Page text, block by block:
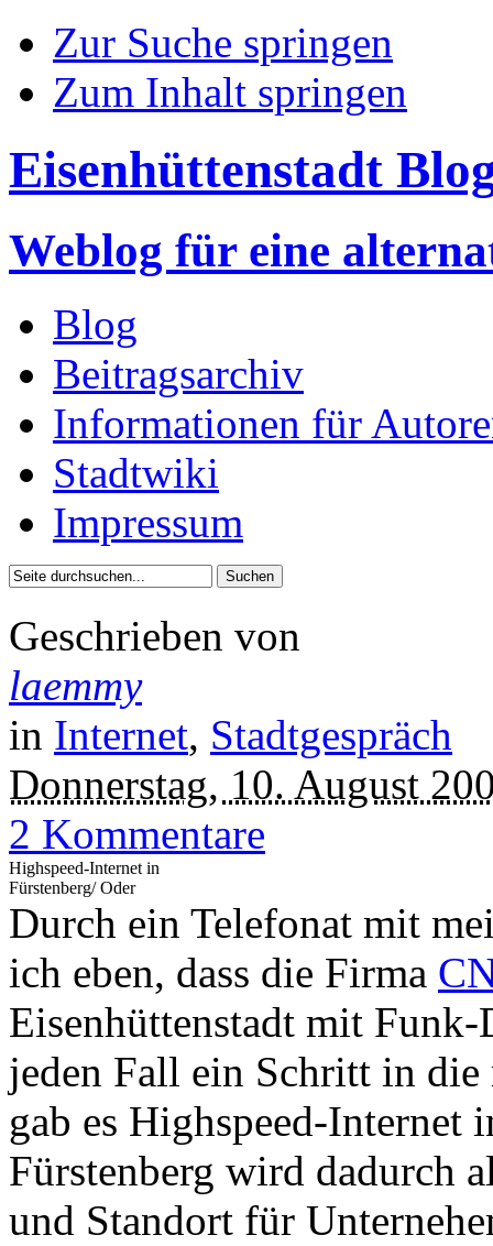
Zur Suche springen
Zum Inhalt springen
Eisenhüttenstadt
Weblog für eine
Blog
Beitragsarchiv
Informationen für
Stadtwiki
Impressum
Geschrieben von
laemmy
in Internet, Stadtgespräch
Donnerstag, 10. August
2 Kommentare
Highspeed-Internet in
Fürstenberg/ Oder
Durch ein Telefonat mit
ich eben, dass die Firma
Eisenhüttenstadt mit
jeden Fall ein Schritt in
gab es Highspeed-Internet
Fürstenberg wird dadurch
und Standort für